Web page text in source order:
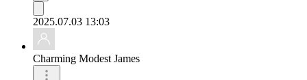
2025.07.03 13:03
Charming Modest James